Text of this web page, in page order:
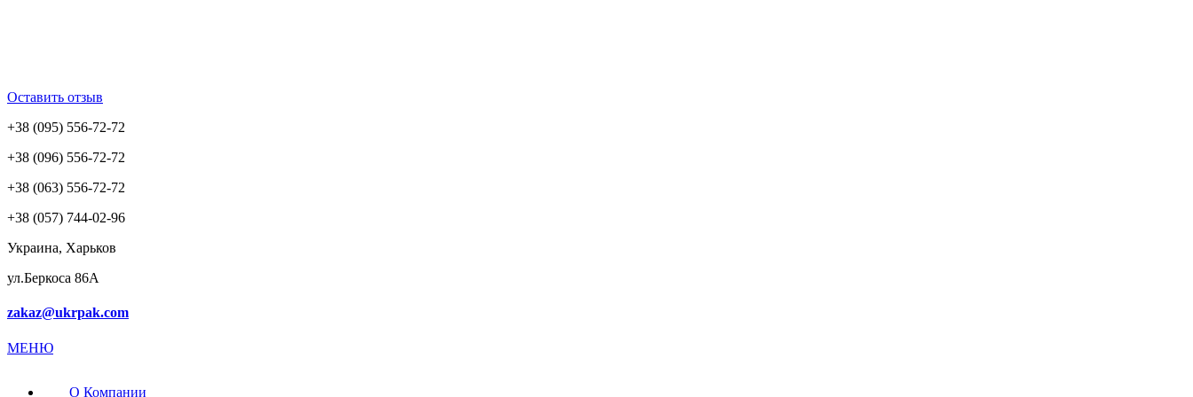
Оставить отзыв
+38 (095) 556-72-72
+38 (096) 556-72-72
+38 (063) 556-72-72
+38 (057) 744-02-96
Украина, Харьков
ул.Беркоса 86А
zakaz@ukrpak.com
МЕНЮ
О Компании